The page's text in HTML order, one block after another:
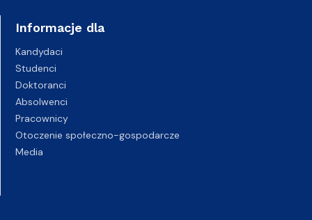
Informacje dla
Kandydaci
Studenci
Doktoranci
Absolwenci
Pracownicy
Otoczenie społeczno-gospodarcze
Media